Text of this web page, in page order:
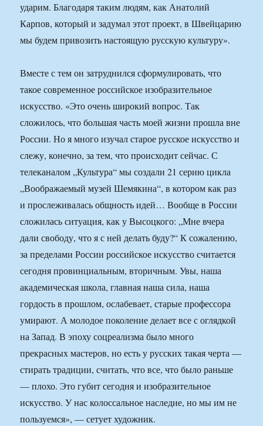
ударим. Благодаря таким людям, как Анатолий
Карпов, который и задумал этот проект, в Швейцарию
мы будем привозить настоящую русскую культуру».
Вместе с тем он затруднился сформулировать, что
такое современное российское изобразительное
искусство. «Это очень широкий вопрос. Так
сложилось, что большая часть моей жизни прошла вне
России. Но я много изучал старое русское искусство и
слежу, конечно, за тем, что происходит сейчас. С
телеканалом „Культура“ мы создали 21 серию цикла
„Воображаемый музей Шемякина“, в котором как раз
и прослеживалась общность идей… Вообще в России
сложилась ситуация, как у Высоцкого: „Мне вчера
дали свободу, что я с ней делать буду?“ К сожалению,
за пределами России российское искусство считается
сегодня провинциальным, вторичным. Увы, наша
академическая школа, главная наша сила, наша
гордость в прошлом, ослабевает, старые профессора
умирают. А молодое поколение делает все с оглядкой
на Запад. В эпоху соцреализма было много
прекрасных мастеров, но есть у русских такая черта —
стирать традиции, считать, что все, что было раньше
— плохо. Это губит сегодня и изобразительное
искусство. У нас колоссальное наследие, но мы им не
пользуемся», — сетует художник.